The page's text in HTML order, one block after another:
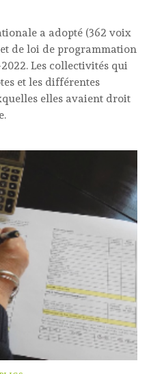
a adopté (362 voix
de loi de programmation
Les collectivités qui
et les différentes
elles avaient droit